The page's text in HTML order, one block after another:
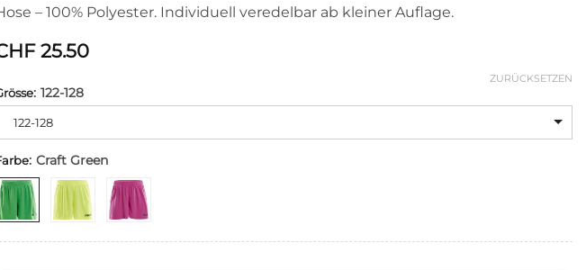
– 100% Polyester. Individuell veredelbar ab kleiner Auflage.
25.50
: 122-128
122-128
: Craft Green
ZURÜCKSETZEN